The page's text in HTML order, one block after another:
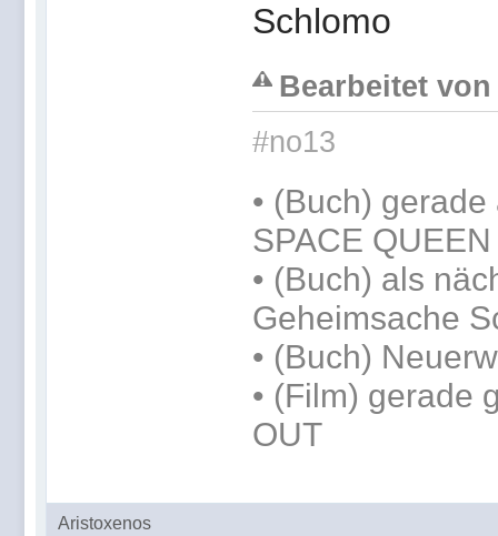
Schlomo
Bearbeitet
#no13
• (Buch) gerade
SPACE QUEEN
• (Buch) als
Geheimsache
• (Buch)
• (Film) gerade
OUT
Aristoxenos